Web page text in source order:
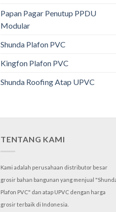
Papan Pagar Penutup PPDU
Modular
Shunda Plafon PVC
Kingfon Plafon PVC
Shunda Roofing Atap UPVC
TENTANG KAMI
Kami adalah perusahaan distributor besar
grosir bahan bangunan yang menjual
Plafon PVC" dan atap UPVC dengan harga
grosir terbaik di Indonesia.